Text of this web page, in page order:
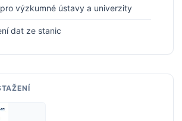
výzkumné ústavy a univerzity
dat ze stanic